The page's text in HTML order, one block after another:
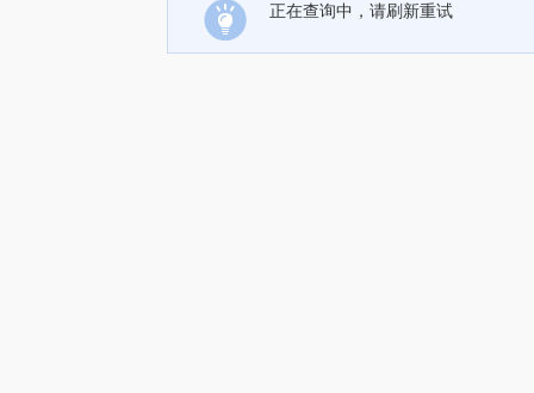
正在查询中，请刷新重试